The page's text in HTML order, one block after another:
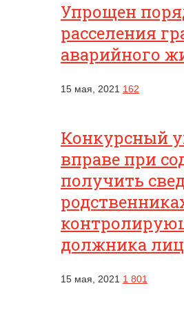
Упрощен
расселения
аварийного
15 мая, 2021 162
Конкурсный
вправе при
получить
должника лиц
15 мая, 2021 1 801